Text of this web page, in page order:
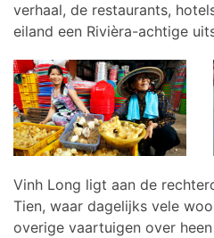
verhaal, de restaurants,
eiland een Rivièra-achtige
Vinh Long ligt aan de
Tien, waar dagelijks vele
overige vaartuigen over